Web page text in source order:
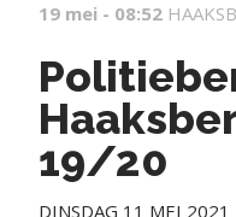
19 mei - 08:52
19/20
DINSDAG 11 MEI 2021